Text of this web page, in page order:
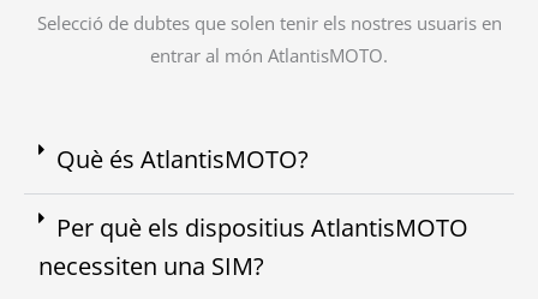
Selecció de dubtes que solen tenir els nostres usuaris en
entrar al món AtlantisMOTO.
Què és AtlantisMOTO?
Per què els dispositius AtlantisMOTO
necessiten una SIM?